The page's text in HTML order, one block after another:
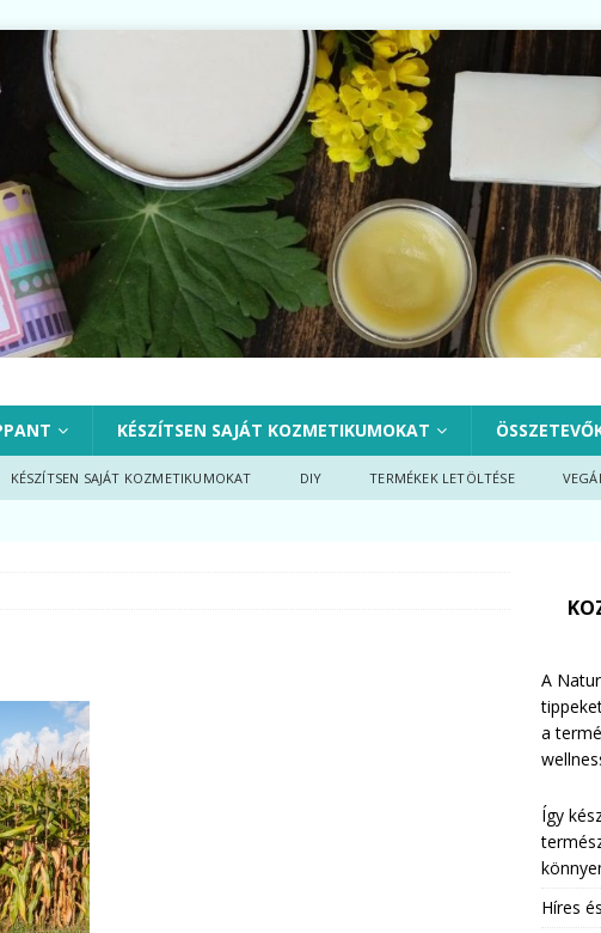
KÉSZÍTSEN SAJÁT KOZMETIKUMOKAT
KÉSZÍTSEN SAJÁT KOZMETIKUMOKAT DIY TERMÉKEK LETÖLTÉSE
A
a
Így
Híres